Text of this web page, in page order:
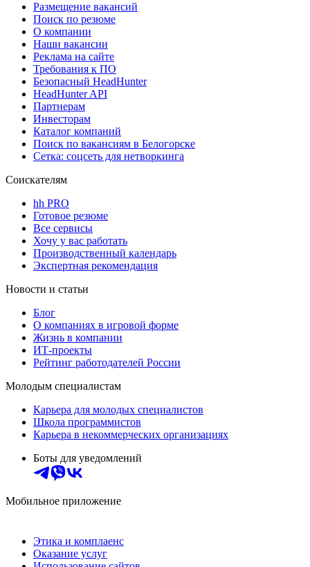
Размещение вакансий
Поиск по резюме
О компании
Наши вакансии
Реклама на сайте
Требования к ПО
Безопасный HeadHunter
HeadHunter API
Партнерам
Инвесторам
Каталог компаний
Поиск по вакансиям в Белогорске
Сетка: соцсеть для нетворкинга
Соискателям
hh PRO
Готовое резюме
Все сервисы
Хочу у вас работать
Производственный календарь
Экспертная рекомендация
Новости и статьи
Блог
О компаниях в игровой форме
Жизнь в компании
ИТ-проекты
Рейтинг работодателей России
Молодым специалистам
Карьера для молодых специалистов
Школа программистов
Карьера в некоммерческих организациях
Боты для уведомлений
Мобильное приложение
Этика и комплаенс
Оказание услуг